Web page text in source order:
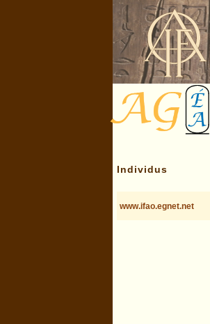
Individus
www.ifao.egnet.net